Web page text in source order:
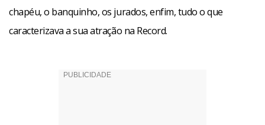
chapéu, o banquinho, os jurados, enfim, tudo o que
caracterizava a sua atração na Record.